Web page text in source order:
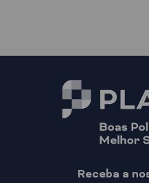
Receba a